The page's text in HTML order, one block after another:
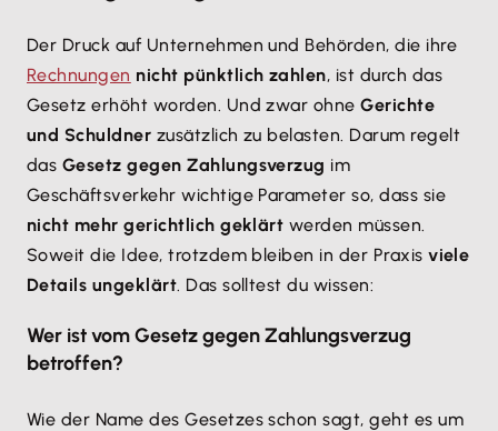
Der Druck auf Unternehmen und Behörden, die ihre
Rechnungen nicht pünktlich zahlen, ist durch das
Gesetz erhöht worden. Und zwar ohneGerichte
und Schuldner zusätzlich zu belasten. Darum regelt
das Gesetz gegen Zahlungsverzug im
Geschäftsverkehr wichtige Parameter so, dass sie
nicht mehr gerichtlich geklärt werden müssen.
Soweit die Idee, trotzdem bleiben in der Praxisviele
Details ungeklärt. Das solltest du wissen:
Wer ist vom Gesetz gegen Zahlungsverzug
betroffen?
Wie der Name des Gesetzes schon sagt, geht es um